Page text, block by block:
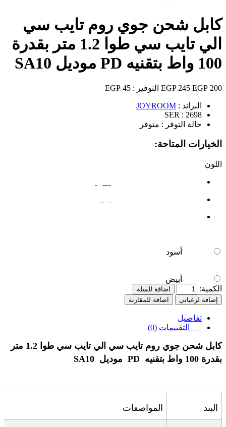
كابل شحن جوي روم تايب سي
الي تايب سي طوا 1.2 متر بقدرة
100 واط بتقنيه PD موديل SA10
200 EGP
245 EGP التوفير : 45 EGP
البراند : JOYROOM
SER : 2698
حالة التوفر : متوفر
الخيارات المتاحة:
اللون
أسود
أبيض
الكمية:
اضافة للسلة
إضافة لرغباتي
اضافة للمقارنة
تفاصيل
التقييمات (0)
كابل شحن جوي روم تايب سي الي تايب سي طوا 1.2 متر
بقدرة 100 واط بتقنيه PD موديل SA10
البند المواصفات